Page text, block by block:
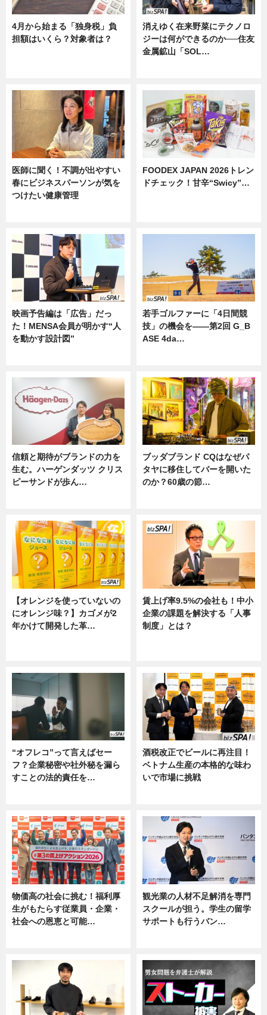
4月から始まる「独身税」負
担額はいくら？対象者は？
消えゆく在来野菜にテクノロ
ジーは何ができるのか──住友
金属鉱山「SOL…
医師に聞く！不調が出やすい
春にビジネスパーソンが気を
つけたい健康管理
FOODEX JAPAN 2026トレン
ドチェック！甘辛“Swicy”…
映画予告編は「広告」だっ
た！MENSA会員が明かす“人
を動かす設計図”
若手ゴルファーに「4日間競
技」の機会を——第2回 G_B
ASE 4da…
信頼と期待がブランドの力を
生む。ハーゲンダッツ クリス
ピーサンドが歩ん…
ブッダブランド CQはなぜパ
タヤに移住してバーを開いた
のか？60歳の節…
【オレンジを使っていないの
にオレンジ味？】カゴメが2
年かけて開発した革…
賃上げ率9.5%の会社も！中小
企業の課題を解決する「人事
制度」とは？
“オフレコ”って言えばセー
フ？企業秘密や社外秘を漏ら
すことの法的責任を…
酒税改正でビールに再注目！
ベトナム生産の本格的な味わ
いで市場に挑戦
物価高の社会に挑む！福利厚
生がもたらす従業員・企業・
社会への恩恵と可能…
観光業の人材不足解消を専門
スクールが担う。学生の留学
サポートも行うバン…